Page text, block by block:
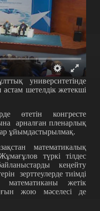
университетінде
шетелдік жетекші
өтетін конгресте
арналған пленарлық
ұйымдастырылмақ.
математикалық
түркі тілдес
кеңейту
зерттеулерде тиімді
жетік
жою мәселесі де